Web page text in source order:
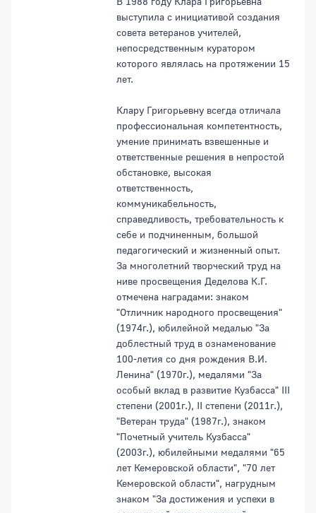
выступила с инициативой создания
совета ветеранов учителей,
непосредственным куратором
которого являлась на протяжении 15
лет.
Клару Григорьевну всегда отличала
профессиональная компетентность,
умение принимать взвешенные и
ответственные решения в непростой
обстановке, высокая
ответственность,
коммуникабельность,
справедливость, требовательность к
себе и подчиненным, большой
педагогический и жизненный опыт.
За многолетний творческий труд на
ниве просвещения Деделова К.Г.
отмечена наградами: знаком
"Отличник народного просвещения"
(1974г.), юбилейной медалью "За
доблестный труд в ознаменование
100-летия со дня рождения В.И.
Ленина" (1970г.), медалями "За
особый вклад в развитие Кузбасса" III
степени (2001г.), II степени (2011г.),
"Ветеран труда" (1987г.), знаком
"Почетный учитель Кузбасса"
(2003г.), юбилейными медалями "65
лет Кемеровской области", "70 лет
Кемеровской области", нагрудным
знаком "За достижения и успехи в